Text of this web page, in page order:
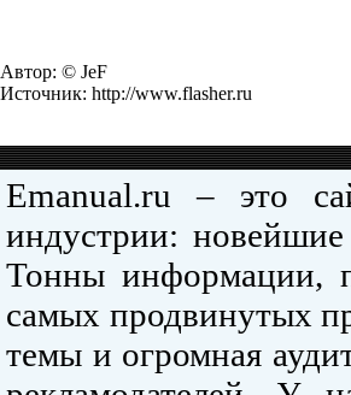
Автор: © JeF
Источник: http://www.flasher.ru
Emanual.ru – это
индустрии:
Тонны информации,
самых продвинутых
темы и огромная